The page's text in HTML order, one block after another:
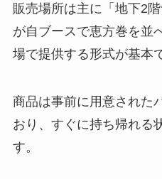
販売場所は主に「地下2
が自ブースで恵方巻を並
場で提供する形式が基本
商品は事前に用意された
おり、すぐに持ち帰れる
す。